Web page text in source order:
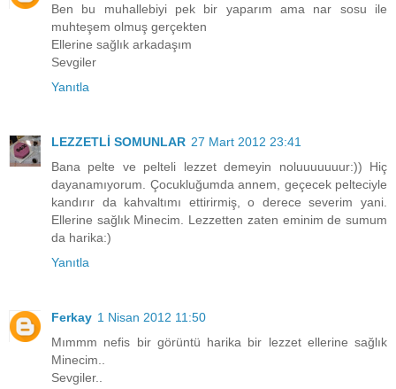
Ben bu muhallebiyi pek bir yaparım ama nar sosu ile
muhteşem olmuş gerçekten
Ellerine sağlık arkadaşım
Sevgiler
Yanıtla
LEZZETLİ SOMUNLAR 27 Mart 2012 23:41
Bana pelte ve pelteli lezzet demeyin noluuuuuuur:)) Hiç
dayanamıyorum. Çocukluğumda annem, geçecek pelteciyle
kandırır da kahvaltımı ettirirmiş, o derece severim yani.
Ellerine sağlık Minecim. Lezzetten zaten eminim de sumum
da harika:)
Yanıtla
Ferkay 1 Nisan 2012 11:50
Mımmm nefis bir görüntü harika bir lezzet ellerine sağlık
Minecim..
Sevgiler..